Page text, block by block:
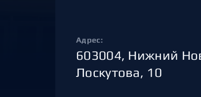
Адрес:
603004, Нижний
Лоскутова, 10